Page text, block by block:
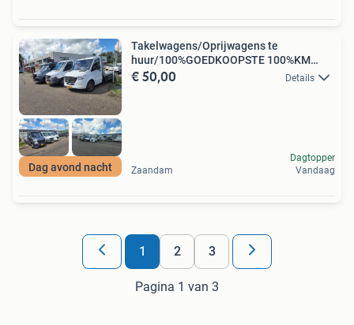
Dag avond nacht
Takelwagens/Oprijwagens te
huur/100%GOEDKOOPSTE 100%KM
VRIJ
€ 50,00 Details
Zaandam
Dagtopper
Vandaag
1 2 3
Pagina 1 van 3